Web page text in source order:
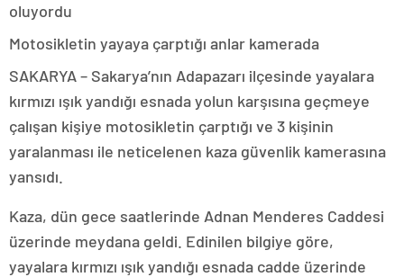
oluyordu
Motosikletin yayaya çarptığı anlar kamerada
SAKARYA – Sakarya’nın Adapazarı ilçesinde yayalara
kırmızı ışık yandığı esnada yolun karşısına geçmeye
çalışan kişiye motosikletin çarptığı ve 3 kişinin
yaralanması ile neticelenen kaza güvenlik kamerasına
yansıdı.
Kaza, dün gece saatlerinde Adnan Menderes Caddesi
üzerinde meydana geldi. Edinilen bilgiye göre,
yayalara kırmızı ışık yandığı esnada cadde üzerinde